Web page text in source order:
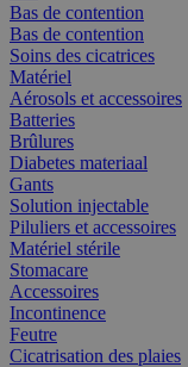
Bas de contention
Bas de contention
Soins des cicatrices
Matériel
Aérosols et accessoires
Batteries
Brûlures
Diabetes materiaal
Gants
Solution injectable
Piluliers et accessoires
Matériel stérile
Stomacare
Accessoires
Incontinence
Feutre
Cicatrisation des plaies